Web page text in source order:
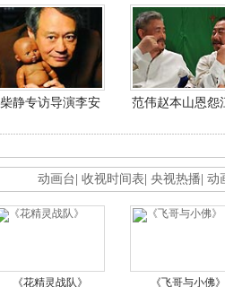
柴静专访导演李安 范伟赵本山恩怨
动画台 收视时间表 央视热播 动
《花精灵战队》 《飞哥与小佛》